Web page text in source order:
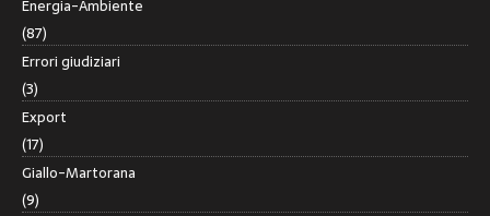
Energia-Ambiente
(87)
Errori giudiziari
(3)
Export
(17)
Giallo-Martorana
(9)